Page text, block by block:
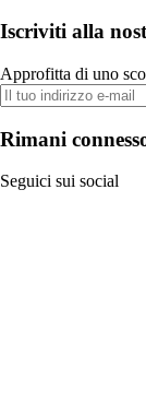
Iscriviti alla
Approfitta di uno
Rimani
Seguici sui social